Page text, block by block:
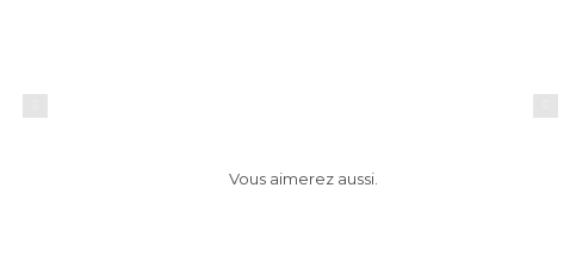
Vous aimerez aussi.